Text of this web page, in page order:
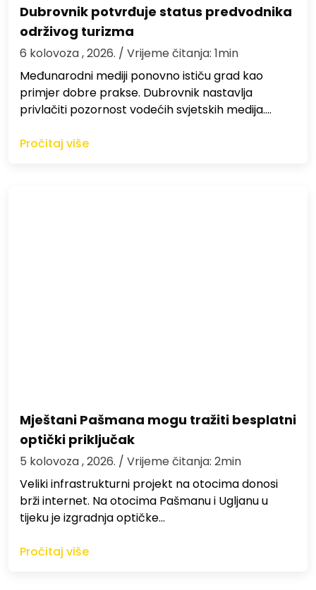
Dubrovnik potvrđuje status predvodnika
održivog turizma
6 kolovoza , 2026. / Vrijeme čitanja: 1min
Međunarodni mediji ponovno ističu grad kao
primjer dobre prakse. Dubrovnik nastavlja
privlačiti pozornost vodećih svjetskih medija.…
Pročitaj više
Mještani Pašmana mogu tražiti besplatni
optički priključak
5 kolovoza , 2026. / Vrijeme čitanja: 2min
Veliki infrastrukturni projekt na otocima donosi
brži internet. Na otocima Pašmanu i Ugljanu u
tijeku je izgradnja optičke…
Pročitaj više